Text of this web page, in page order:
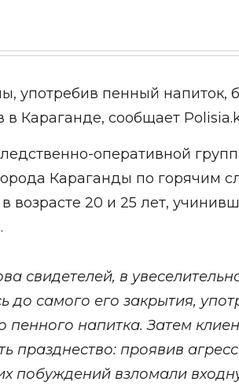
употребив пенный напиток,
в Караганде, сообщает
оперативной
Караганды по горячим
возрасте 20 и 25 лет,
свидетелей, в
до самого его закрытия,
пенного напитка. Затем
празднество: проявив
побуждений взломали